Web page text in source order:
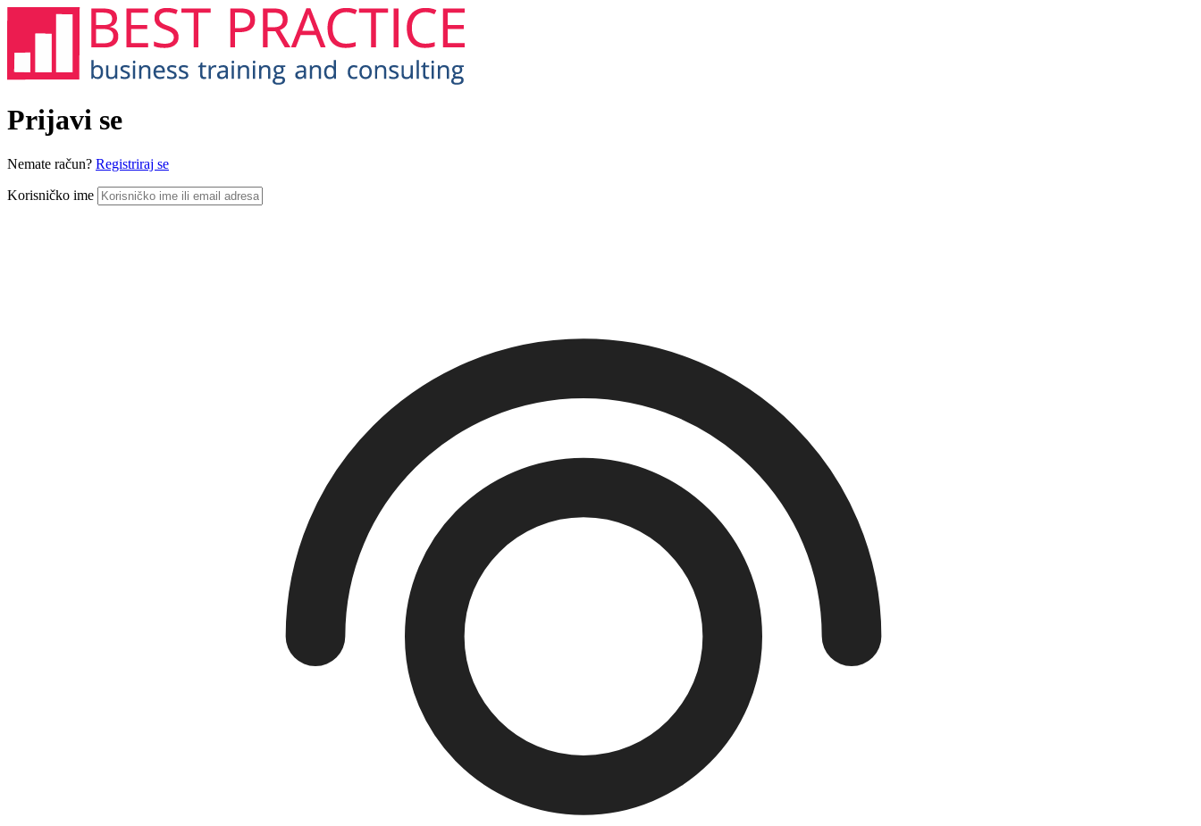
Prijavi se
Nemate račun? Registriraj se
Korisničko ime